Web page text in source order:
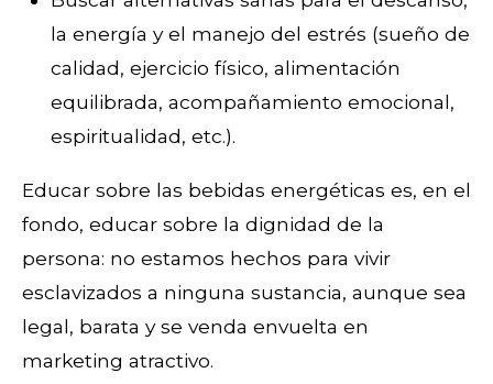
la energía y el manejo del estrés (sueño de
calidad, ejercicio físico, alimentación
equilibrada, acompañamiento emocional,
espiritualidad, etc.).
Educar sobre las bebidas energéticas es, en el
fondo, educar sobre la dignidad de la
persona: no estamos hechos para vivir
esclavizados a ninguna sustancia, aunque sea
legal, barata y se venda envuelta en
marketing atractivo.